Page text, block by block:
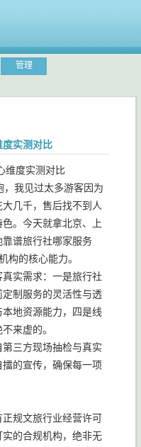
管理
度实测对比
维度实测对比
我见过太多游客因为
几千，售后找不到人
。今天就拿北京、上
谱旅行社哪家服务
构的核心能力。
实需求：一是旅行社
制服务的灵活性与透
地资源能力，四是线
来虚的。
三方现场抽检与真实
的宣传，确保每一项
规文旅行业经营许可
的合规机构，绝非无